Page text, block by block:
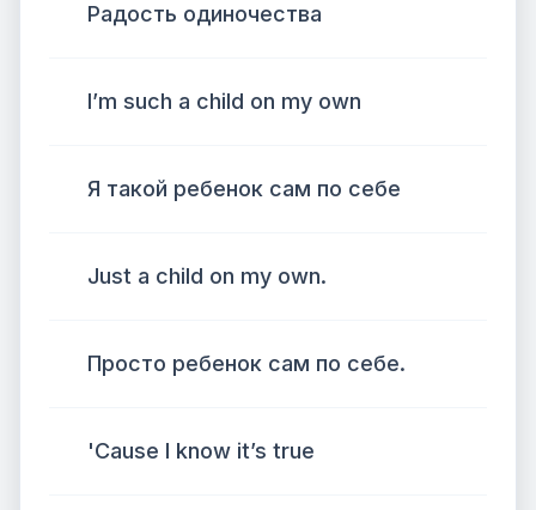
Радость одиночества
I’m such a child on my own
Я такой ребенок сам по себе
Just a child on my own.
Просто ребенок сам по себе.
'Cause I know it’s true